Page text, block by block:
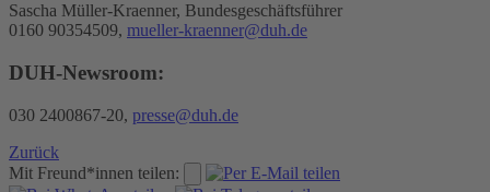
Sascha Müller-Kraenner, Bundesgeschäftsführer
0160 90354509, mueller-kraenner@duh.de
DUH-Newsroom:
030 2400867-20, presse@duh.de
Zurück
Mit Freund*innen teilen: